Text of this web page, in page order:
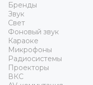
Бренды
Звук
Свет
Фоновый звук
Караоке
Микрофоны
Радиосистемы
Проекторы
ВКС